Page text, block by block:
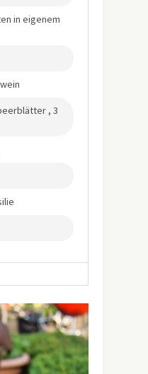
in eigenem
, 3